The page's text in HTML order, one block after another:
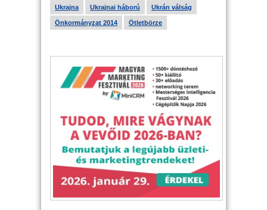
Ukrajna Ukrajnai háború Ukrán válság
Önkormányzat 2014 Ötletbörze